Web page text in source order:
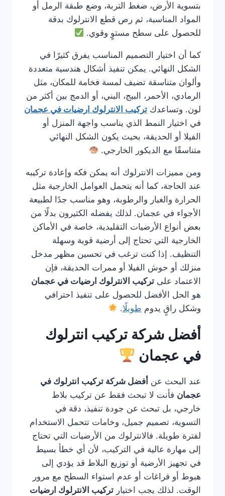
بتسوية الأرض، ضغط التربة، وضع طبقة الرمل أو
المواد المناسبة، ثم رص قطع الانترلوك بدقة
للحصول على سطح مستوٍ وقوي.
كما أن اختيار التصميم المناسب يفرق كثيرًا في
الشكل النهائي. يمكن تنفيذ أشكال هندسية متعددة
وألوان متناسقة تضيف لمسة فخامة للمكان، مثل
الرمادي، الأحمر، البيج، البني، أو الدمج بين أكثر من
لون. وتساعدك تركيب الانترلوك ارضيات في عجمان
في اختيار النمط الذي يناسب واجهة المنزل أو
الفيلا أو الحديقة، بحيث يكون الشكل النهائي
متناسقًا مع الديكور الخارجي.
ومن مميزات الانترلوك أنه يمكن فكه وإعادة تركيبه
عند الحاجة، كما أنه يتحمل العوامل الخارجية مثل
الحرارة والغبار والرطوبة، وهو مناسب جدًا لطبيعة
الأجواء في عجمان. لذلك يفضله الكثيرون بدلًا من
بعض أنواع الأرضيات التقليدية، خاصة في الأماكن
الخارجية التي تحتاج إلى أرضية قوية وسهلة
التنظيف. إذا كنت ترغب في تحسين مظهر مدخل
منزلك أو حوش الفيلا أو ممرات الحديقة، فإن
الاعتماد على تركيب الانترلوك ارضيات في عجمان
هو الحل الأفضل للحصول على تنفيذ احترافي
وشكل راقٍ يدوم طويلًا.
أفضل شركة تركيب انترلوك
في عجمان
عند البحث عن أفضل شركة تركيب انترلوك في
عجمان فأنت لا تبحث فقط عن تركيب بلاط
خارجي، بل تبحث عن جودة تنفيذ، دقة في
التسوية، تصميم جميل، وخامات تتحمل الاستخدام
لفترة طويلة. فالانترلوك من الأرضيات التي تحتاج
إلى مهارة عالية في التركيب، لأن أي خطأ بسيط
في تجهيز الأرضية أو توزيع البلاط قد يؤدي إلى
هبوط أو فراغات أو عدم استواء السطح مع مرور
الوقت. لذلك يجب اختيار تركيب الانترلوك ارضيات